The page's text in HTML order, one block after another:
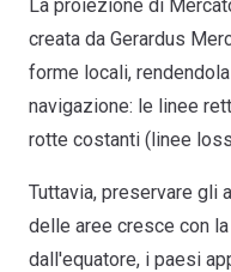
La proiezione di
creata da Gerardus
forme locali,
navigazione: le linee
rotte costanti (linee
Tuttavia, preservare gli
delle aree cresce con
dall'equatore, i paesi